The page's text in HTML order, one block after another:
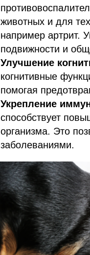
животных и для
например артрит.
подвижности и
Улучшение
когнитивные
помогая
Укрепление
способствует
организма. Это
заболеваниями.